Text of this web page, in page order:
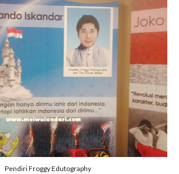
Pendiri Froggy Edutography